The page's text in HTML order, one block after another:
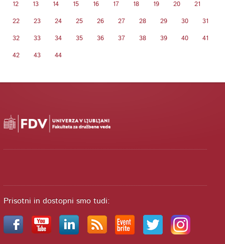
12 13 14 15 16 17 18 19 20 21
22 23 24 25 26 27 28 29 30 31
32 33 34 35 36 37 38 39 40 41
42 43 44
Prisotni in dostopni smo tudi: